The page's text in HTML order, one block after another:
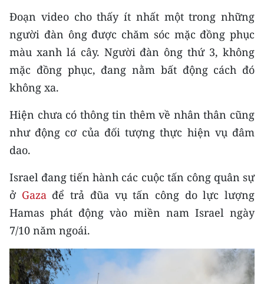
Media Chính trị
Media Kinh tế
Media Văn hóa
Media Pháp luật
Media Du lịch
Media Thế giới
Media Thể thao
Media Giáo dục
Media Y tế
Đoạn video cho thấy ít nhất một trong những
người đàn ông được chăm sóc mặc đồng phục
màu xanh lá cây. Người đàn ông thứ 3, không
mặc đồng phục, đang nằm bất động cách đó
không xa.
Hiện chưa có thông tin thêm về nhân thân cũng
như động cơ của đối tượng thực hiện vụ đâm
dao.
Israel đang tiến hành các cuộc tấn công quân sự
ở Gaza để trả đũa vụ tấn công do lực lượng
Hamas phát động vào miền nam Israel ngày
7/10 năm ngoái.